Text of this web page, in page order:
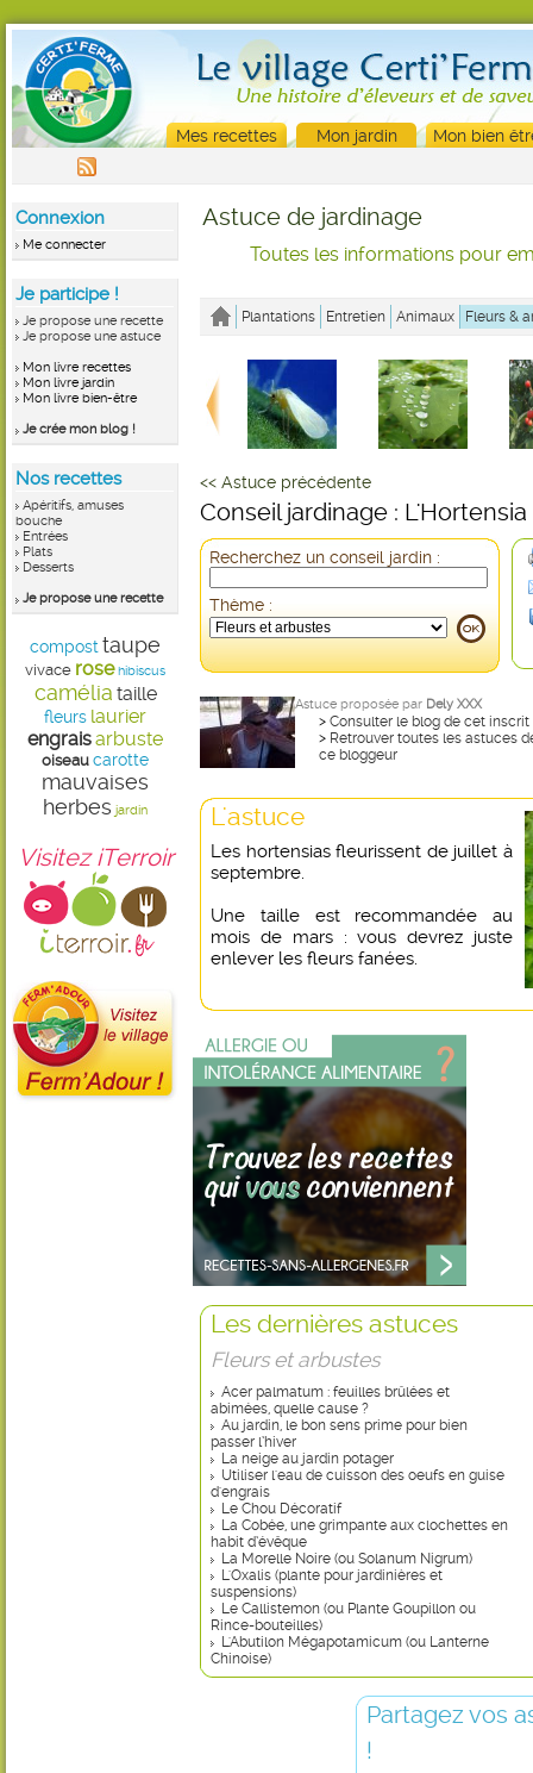
Mes recettes Mon jardin Mon bien
Connexion
Me connecter
Je participe !
Je propose une recette
Je propose une astuce
Mon livre recettes
Mon livre jardin
Mon livre bien-être
Je crée mon blog !
Nos recettes
Apéritifs, amuses
bouche
Entrées
Plats
Desserts
Je propose une recette
compost taupe
vivace rose hibiscus
camélia taille
fleurs laurier
engraisarbuste
oiseau carotte
mauvaises
herbes jardin
Visitez iTerroir
Astuce de jardinage
Toutes les informations pour
Plantations Entretien Animaux Fleurs &
<< Astuce précédente
Conseil jardinage :
Recherchez un conseil jardin :
Thème :
Astuce proposée par Dely XXX
> Consulter le blog de cet inscrit
> Retrouver toutes les astuces
ce bloggeur
L'astuce
Les hortensias fleurissent de juillet à
septembre.
Une taille est recommandée au
mois de mars : vous devrez juste
enlever les fleurs fanées.
Les dernières astuces
Fleurs et arbustes
Acer palmatum : feuilles brûlées et
abimées, quelle cause ?
Au jardin, le bon sens prime pour bien
passer l’hiver
La neige au jardin potager
Utiliser l'eau de cuisson des oeufs en guise
d'engrais
Le Chou Décoratif
La Cobée, une grimpante aux clochettes en
habit d’évêque
La Morelle Noire (ou Solanum Nigrum)
L'Oxalis (plante pour jardinières et
suspensions)
Le Callistemon (ou Plante Goupillon ou
Rince-bouteilles)
L'Abutilon Mégapotamicum (ou Lanterne
Chinoise)
Partagez vos
!